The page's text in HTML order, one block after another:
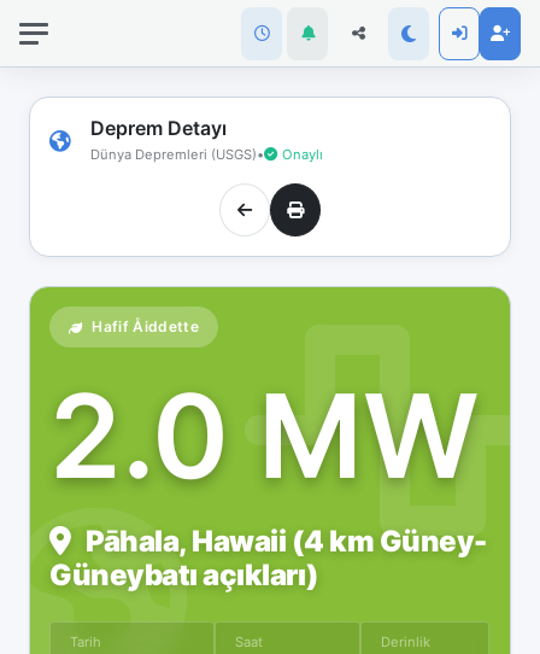
Deprem Detayı
Dünya Depremleri (USGS)• Onaylı
Hafif Åiddette
2.0 MW
Pāhala, Hawaii (4 km Güney-
Güneybatı açıkları)
Tarih Saat Derinlik
bağlantınız
koptu!
Çevrimdışı
moddasınız.